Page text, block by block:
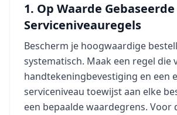
1. Op Waarde Gebaseerde
Serviceniveauregels
Bescherm je hoogwaardige
systematisch. Maak een regel die
handtekeningbevestiging en een
serviceniveau toewijst aan elke
een bepaalde waardegrens. Voor